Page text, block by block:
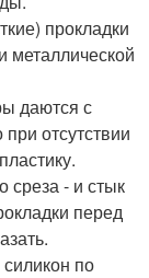
прокладки
металлической
даются с
отсутствии
среза - и стык
перед
по